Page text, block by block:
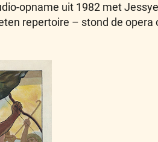
opname uit 1982 met
repertoire – stond de opera